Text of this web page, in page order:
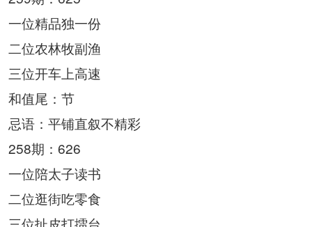
一位精品独一份
二位农林牧副渔
三位开车上高速
和值尾：节
忌语：平铺直叙不精彩
258期：626
一位陪太子读书
二位逛街吃零食